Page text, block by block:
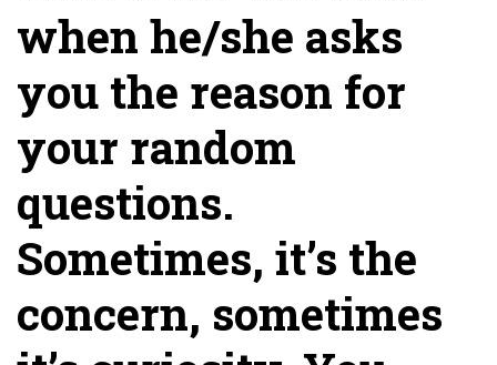
when he/she asks
you the reason for
your random
questions.
Sometimes, it’s the
concern, sometimes